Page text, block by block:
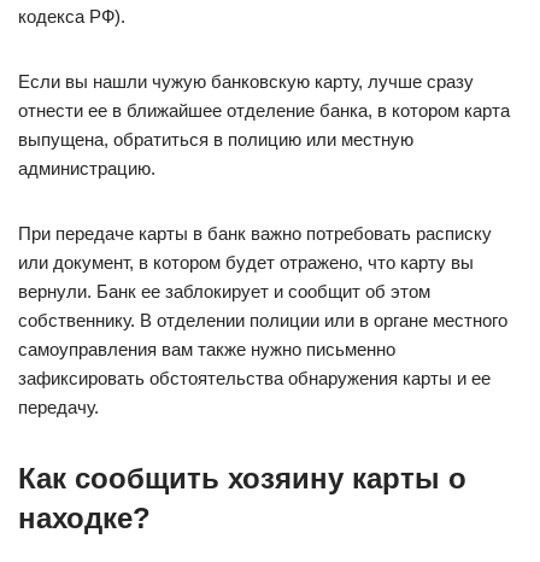
кодекса РФ).
Если вы нашли чужую банковскую карту, лучше сразу
отнести ее в ближайшее отделение банка, в котором карта
выпущена, обратиться в полицию или местную
администрацию.
При передаче карты в банк важно потребовать расписку
или документ, в котором будет отражено, что карту вы
вернули. Банк ее заблокирует и сообщит об этом
собственнику. В отделении полиции или в органе местного
самоуправления вам также нужно письменно
зафиксировать обстоятельства обнаружения карты и ее
передачу.
Как сообщить хозяину карты о
находке?